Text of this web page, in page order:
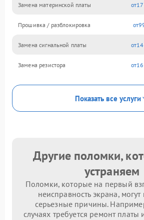
Замена материнской платы
Прошивка / разблокировка
Замена сигнальной платы
Замена резистора
Показать все услуги
Другие поломки,
устраняем
Поломки, которые на первый
неисправность экрана,
серьезные причины.
случаях требуется ремонт платы